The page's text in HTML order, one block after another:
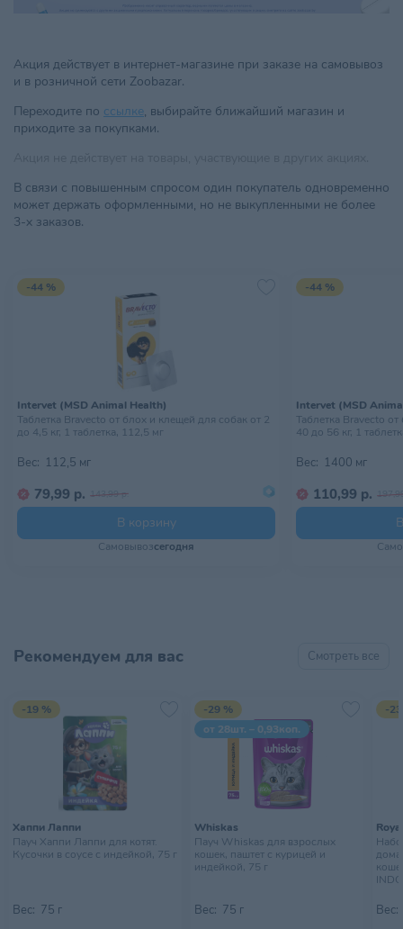
Акция действует в интернет-магазине при заказе на самовывоз
и в розничной сети Zoobazar.
Переходите по ссылке, выбирайте ближайший магазин и
приходите за покупками.
В связи с повышенным спросом один покупатель одновременно
может держать оформленными, но не выкупленными не более
3-х заказов.
-44 %
Intervet (MSD Animal Health)
Таблетка Bravecto от блох и клещей для собак от 2
до 4,5 кг, 1 таблетка, 112,5 мг
Вес: 112,5 мг
79,99 р. 143,99 р.
В корзину
Самовывозсегодня
-44 %
Intervet (MSD
Таблетка Bravecto
40 до 56 кг, 1
Вес: 1400 мг
110,99 р.
Рекомендуем для вас Смотреть все
-19 %
Хаппи Лаппи
Пауч Хаппи Лаппи для котят.
Кусочки в соусе с индейкой, 75 г
Вес: 75 г
-29 %
от 28шт. – 0,93коп.
Whiskas
Пауч Whiskas для взрослых
кошек, паштет с курицей и
индейкой, 75 г
Вес: 75 г
-
Вес: